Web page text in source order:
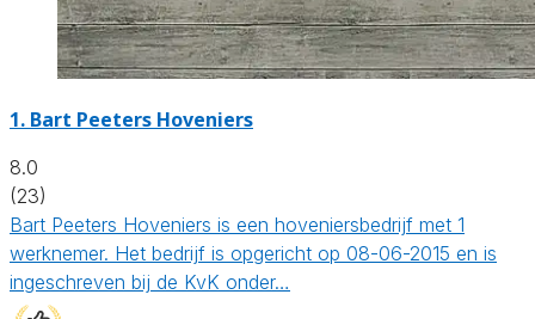
1. Bart Peeters Hoveniers
8.0
(23)
Bart Peeters Hoveniers is een hoveniersbedrijf met 1
werknemer. Het bedrijf is opgericht op 08-06-2015 en is
ingeschreven bij de KvK onder…